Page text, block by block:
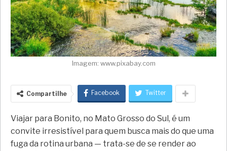
Imagem: www.pixabay.com
Compartilhe Facebook Twitter
Viajar para Bonito, no Mato Grosso do Sul, é um
convite irresistível para quem busca mais do que uma
fuga da rotina urbana — trata-se de se render ao